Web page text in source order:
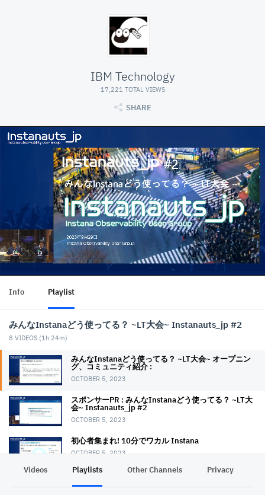
IBM Technology
17,221 TOTAL VIEWS
SHARE
Info Playlist
みんなInstanaどう使ってる？ ~LT大会~ Instanauts_jp #2
8 VIDEOS (1h 24m)
みんなInstanaどう使ってる？ ~LT大会~ オープニン
グ、コミュニティ紹介 :
OCTOBER 5, 2023
スポンサーPR : みんなInstanaどう使ってる？ ~LT大
会~ Instanauts_jp #2
OCTOBER 5, 2023
初心者集まれ! 10分でワカル Instana
OCTOBER 5, 2023
ゃない！ "
Videos Playlists Other Channels Privacy